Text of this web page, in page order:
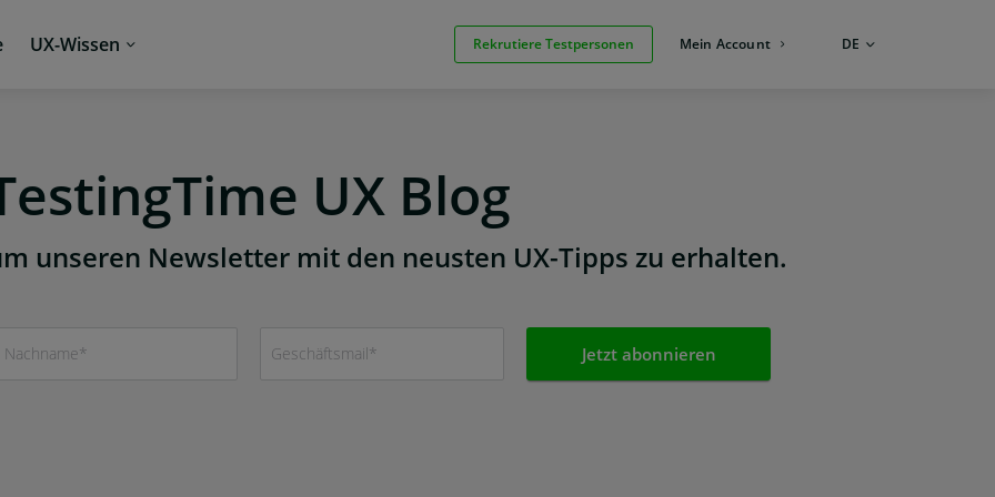
UX-Wissen Rekrutiere Testpersonen Mein Account SPRACHE:
DE
UX Blog
unseren Newsletter mit den neusten UX-Tipps zu erhalten.